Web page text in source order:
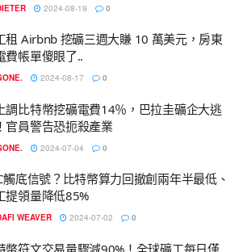
2024-08-19 0
租 Airbnb 挖礦三週大賺 10 萬美元，房東
費帳單傻眼了..
2024-08-17 0
調比特幣挖礦電費14％，巴拉圭礦企大逃
官員警告恐扼殺產業
2024-07-04 0
觸底信號？比特幣算力回撤創兩年半最低、
提領量降低85%
WEAVER 2024-07-02 0
幣符文交易量驟減90%！全球礦工每日僅